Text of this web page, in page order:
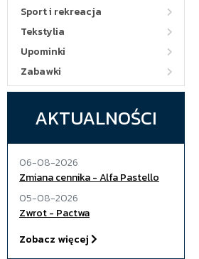
Sport i rekreacja
Tekstylia
Upominki
Zabawki
AKTUALNOŚCI
06-08-2026
Zmiana cennika - Alfa Pastello
05-08-2026
Zwrot - Pactwa
Zobacz więcej